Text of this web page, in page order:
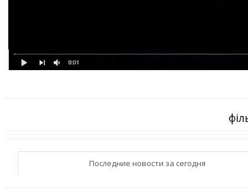
Последние новости за сегодня